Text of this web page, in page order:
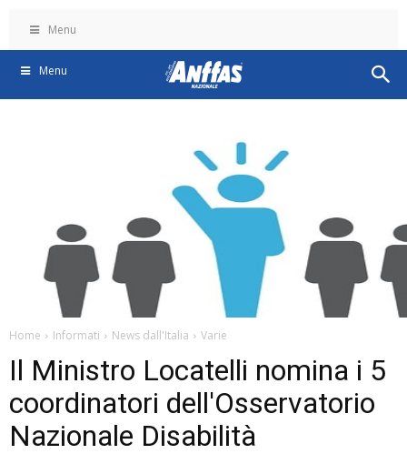
Menu
Menu
Home Informati News dall'Italia Varie
Il Ministro Locatelli nomina i 5
coordinatori dell'Osservatorio
Nazionale Disabilità